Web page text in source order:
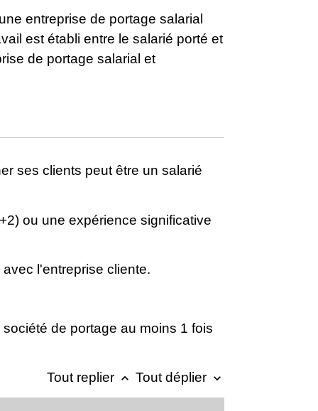
entreprise de portage salarial
est établi entre le salarié porté et
de portage salarial et
ses clients peut être un salarié
ou une expérience significative
l'entreprise cliente.
de portage au moins 1 fois
Tout replier keyboard_arrow_up Tout déplier keyboard_arrow_down